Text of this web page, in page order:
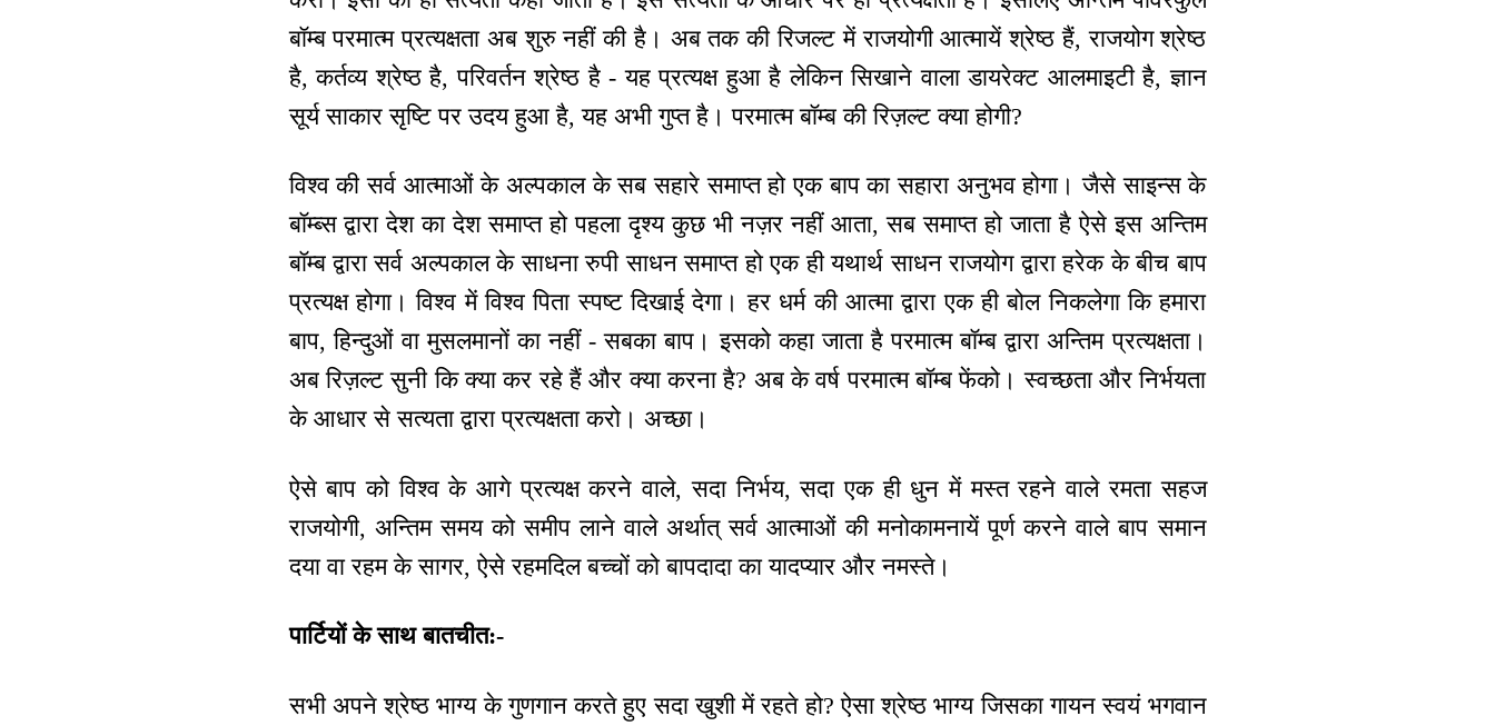
बॉम्ब परमात्म प्रत्यक्षता अब शुरु नहीं की है। अब तक की रिजल्ट में राजयोगी आत्मायें श्रेष्ठ हैं, राजयोग श्रेष्ठ
है, कर्तव्य श्रेष्ठ है, परिवर्तन श्रेष्ठ है - यह प्रत्यक्ष हुआ है लेकिन सिखाने वाला डायरेक्ट आलमाइटी है, ज्ञान
सूर्य साकार सृष्टि पर उदय हुआ है, यह अभी गुप्त है। परमात्म बॉम्ब की रिज़ल्ट क्या होगी?
विश्व की सर्व आत्माओं के अल्पकाल के सब सहारे समाप्त हो एक बाप का सहारा अनुभव होगा। जैसे साइन्स के
बॉम्ब्स द्वारा देश का देश समाप्त हो पहला दृश्य कुछ भी नज़र नहीं आता, सब समाप्त हो जाता है ऐसे इस अन्तिम
बॉम्ब द्वारा सर्व अल्पकाल के साधना रुपी साधन समाप्त हो एक ही यथार्थ साधन राजयोग द्वारा हरेक के बीच बाप
प्रत्यक्ष होगा। विश्व में विश्व पिता स्पष्ट दिखाई देगा। हर धर्म की आत्मा द्वारा एक ही बोल निकलेगा कि हमारा
बाप, हिन्दुओं वा मुसलमानों का नहीं - सबका बाप। इसको कहा जाता है परमात्म बॉम्ब द्वारा अन्तिम प्रत्यक्षता।
अब रिज़ल्ट सुनी कि क्या कर रहे हैं और क्या करना है? अब के वर्ष परमात्म बॉम्ब फेंको। स्वच्छता और निर्भयता
के आधार से सत्यता द्वारा प्रत्यक्षता करो। अच्छा।
ऐसे बाप को विश्व के आगे प्रत्यक्ष करने वाले, सदा निर्भय, सदा एक ही धुन में मस्त रहने वाले रमता सहज
राजयोगी, अन्तिम समय को समीप लाने वाले अर्थात् सर्व आत्माओं की मनोकामनायें पूर्ण करने वाले बाप समान
दया वा रहम के सागर, ऐसे रहमदिल बच्चों को बापदादा का यादप्यार और नमस्ते।
पार्टियों के साथ बातचीत:-
सभी अपने श्रेष्ठ भाग्य के गुणगान करते हुए सदा खुशी में रहते हो? ऐसा श्रेष्ठ भाग्य जिसका गायन स्वयं भगवान